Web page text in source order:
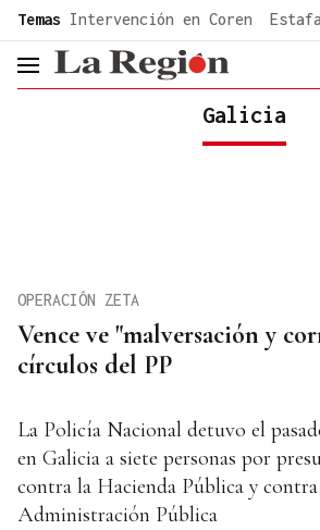
common.go-to-content
Temas Intervención en Coren
header.menu.open
Galicia
Vence ve "malversación y
círculos del PP
OPERACIÓN ZETA
La Policía Nacional detuvo el
en Galicia a siete personas por
contra la Hacienda Pública y
Administración Pública